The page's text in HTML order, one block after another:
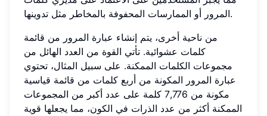
المرور أو الممارسات المحفوفة بالمخاطر مثل تدوينها.
من ناحية أخرى، يتم إنشاء عبارة المرور من قائمة
كلمات عشوائية. تأتي القوة من العدد الهائل من
مجموعات الكلمات الممكنة. على سبيل المثال، تحتوي
عبارة المرور المكونة من أربع كلمات من قائمة قياسية
مكونة من 7,776 كلمة على عدد أكبر من المجموعات
الممكنة أكثر من عدد الذرات في الكون، مما يجعلها قوية